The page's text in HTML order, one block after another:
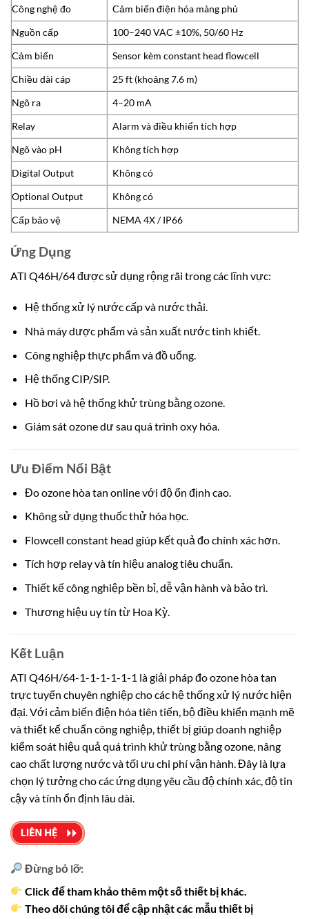
Công nghệ đo
Cảm biến điện hóa màng phủ
Nguồn cấp
100–240 VAC ±10%, 50/60 Hz
Cảm biến
Sensor kèm constant head flowcell
Chiều dài cáp
25 ft (khoảng 7.6 m)
Ngõ ra
4–20 mA
Relay
Alarm và điều khiển tích hợp
Ngõ vào pH
Không tích hợp
Digital Output
Không có
Optional Output
Không có
Cấp bảo vệ
NEMA 4X / IP66
Ứng Dụng
ATI Q46H/64 được sử dụng rộng rãi trong các lĩnh vực:
Hệ thống xử lý nước cấp và nước thải.
Nhà máy dược phẩm và sản xuất nước tinh khiết.
Công nghiệp thực phẩm và đồ uống.
Hệ thống CIP/SIP.
Hồ bơi và hệ thống khử trùng bằng ozone.
Giám sát ozone dư sau quá trình oxy hóa.
Ưu Điểm Nổi Bật
Đo ozone hòa tan online với độ ổn định cao.
Không sử dụng thuốc thử hóa học.
Flowcell constant head giúp kết quả đo chính xác hơn.
Tích hợp relay và tín hiệu analog tiêu chuẩn.
Thiết kế công nghiệp bền bỉ, dễ vận hành và bảo trì.
Thương hiệu uy tín từ Hoa Kỳ.
Kết Luận
ATI Q46H/64-1-1-1-1-1-1 là giải pháp đo ozone hòa tan
trực tuyến chuyên nghiệp cho các hệ thống xử lý nước hiện
đại. Với cảm biến điện hóa tiên tiến, bộ điều khiển mạnh mẽ
và thiết kế chuẩn công nghiệp, thiết bị giúp doanh nghiệp
kiểm soát hiệu quả quá trình khử trùng bằng ozone, nâng
cao chất lượng nước và tối ưu chi phí vận hành. Đây là lựa
chọn lý tưởng cho các ứng dụng yêu cầu độ chính xác, độ tin
cậy và tính ổn định lâu dài.
Đừng bỏ lỡ:
Click để tham khảo thêm một số thiết bị khác.
Theo dõi chúng tôi để cập nhật các mẫu thiết bị